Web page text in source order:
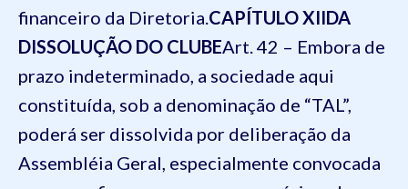
financeiro da Diretoria.CAPÍTULO XIIDA
DISSOLUÇÃO DO CLUBEArt. 42 – Embora de
prazo indeterminado, a sociedade aqui
constituída, sob a denominação de “TAL”,
poderá ser dissolvida por deliberação da
Assembléia Geral, especialmente convocada